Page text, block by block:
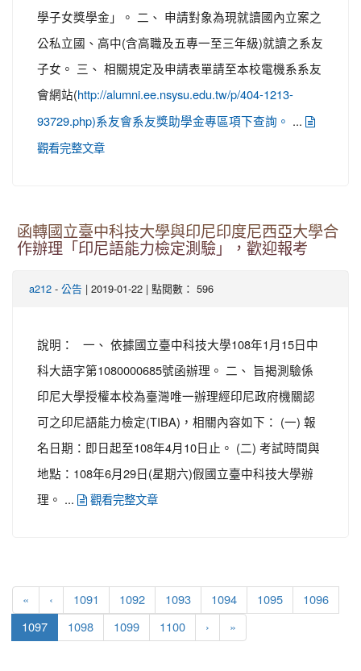
學子女獎學金」。 二、 申請對象為現就讀國內立案之
公私立國、高中(含高職及五專一至三年級)就讀之系友
子女。 三、 相關規定及申請表單請至本校電機系系友
會網站( http://alumni.ee.nsysu.edu.tw/p/404-1213-
93729.php)系友會系友獎助學金專區項下查詢。 ...
觀看完整文章
函轉國立臺中科技大學與印尼印度尼西亞大學合
作辦理「印尼語能力檢定測驗」，歡迎報考
a212 - 公告 | 2019-01-22 | 點閱數： 596
說明： 一、 依據國立臺中科技大學108年1月15日中
科大語字第1080000685號函辦理。 二、 旨揭測驗係
印尼大學授權本校為臺灣唯一辦理經印尼政府機關認
可之印尼語能力檢定(TIBA)，相關內容如下： (一) 報
名日期：即日起至108年4月10日止。 (二) 考試時間與
地點：108年6月29日(星期六)假國立臺中科技大學辦
理。 ...
觀看完整文章
« ‹ 1091 1092 1093 1094 1095 1096
1097(current)
1098 1099 1100 › »